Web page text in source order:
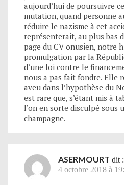
aujourd’hui de poursuivre
mutation, quand personne
réduire le nazisme à cet
représenterait, au plus bas
page du CV onusien, notre
promulgation par la
d’une loi contre le
nous a pas fait fondre. Elle
aveu dans l’hypothèse du
est rare que, s’étant mis à
l’on en sorte disculpé sous
champagne.
ASERMOURT dit :
4 octobre 2018 à